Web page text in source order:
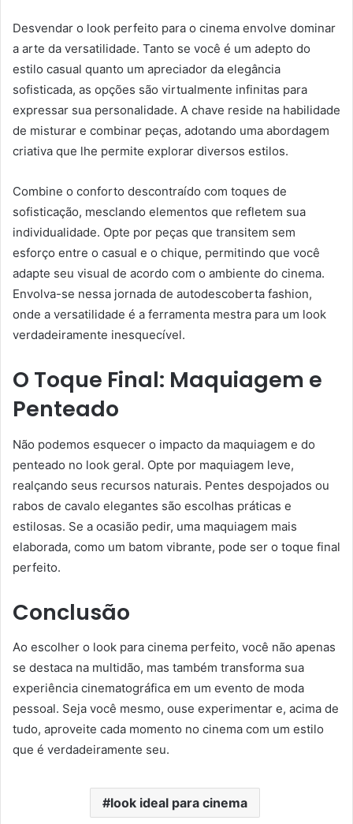
Desvendar o look perfeito para o cinema envolve dominar
a arte da versatilidade. Tanto se você é um adepto do
estilo casual quanto um apreciador da elegância
sofisticada, as opções são virtualmente infinitas para
expressar sua personalidade. A chave reside na habilidade
de misturar e combinar peças, adotando uma abordagem
criativa que lhe permite explorar diversos estilos.
Combine o conforto descontraído com toques de
sofisticação, mesclando elementos que refletem sua
individualidade. Opte por peças que transitem sem
esforço entre o casual e o chique, permitindo que você
adapte seu visual de acordo com o ambiente do cinema.
Envolva-se nessa jornada de autodescoberta fashion,
onde a versatilidade é a ferramenta mestra para um look
verdadeiramente inesquecível.
O Toque Final: Maquiagem e
Penteado
Não podemos esquecer o impacto da maquiagem e do
penteado no look geral. Opte por maquiagem leve,
realçando seus recursos naturais. Pentes despojados ou
rabos de cavalo elegantes são escolhas práticas e
estilosas. Se a ocasião pedir, uma maquiagem mais
elaborada, como um batom vibrante, pode ser o toque final
perfeito.
Conclusão
Ao escolher o look para cinema perfeito, você não apenas
se destaca na multidão, mas também transforma sua
experiência cinematográfica em um evento de moda
pessoal. Seja você mesmo, ouse experimentar e, acima de
tudo, aproveite cada momento no cinema com um estilo
que é verdadeiramente seu.
look ideal para cinema